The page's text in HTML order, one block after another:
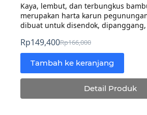
Kaya, lembut, dan terbungkus
merupakan harta karun
dibuat untuk disendok,
Rp166,000
Harga
aslinya
adalah:
Rp166,000.
Rp149,400Harga
saat
ini
adalah:
Rp149,400.
Tambah ke keranjang
Detail Produk